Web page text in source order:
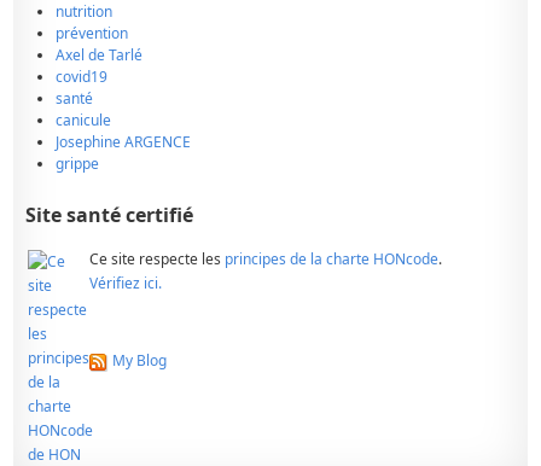
nutrition
prévention
Axel de Tarlé
covid19
santé
canicule
Josephine ARGENCE
grippe
Site santé certifié
Ce site respecte les principes de la charte HONcode.
Vérifiez ici.
My Blog